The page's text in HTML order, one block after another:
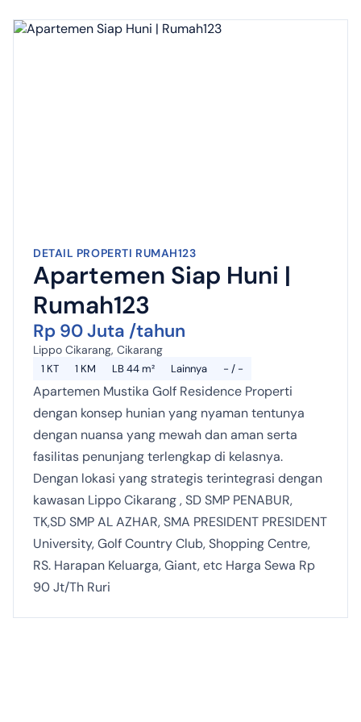
DETAIL PROPERTI RUMAH123
Apartemen Siap Huni |
Rumah123
Rp 90 Juta /tahun
Lippo Cikarang, Cikarang
1 KT 1 KM LB 44 m² Lainnya - / -
Apartemen Mustika Golf Residence Properti
dengan konsep hunian yang nyaman tentunya
dengan nuansa yang mewah dan aman serta
fasilitas penunjang terlengkap di kelasnya.
Dengan lokasi yang strategis terintegrasi dengan
kawasan Lippo Cikarang , SD SMP PENABUR,
TK,SD SMP AL AZHAR, SMA PRESIDENT PRESIDENT
University, Golf Country Club, Shopping Centre,
RS. Harapan Keluarga, Giant, etc Harga Sewa Rp
90 Jt/Th Ruri